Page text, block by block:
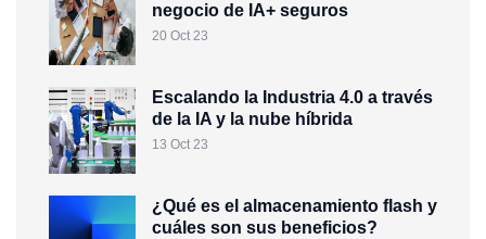
negocio de IA+ seguros
20 Oct 23
Escalando la Industria 4.0 a través
de la IA y la nube híbrida
13 Oct 23
¿Qué es el almacenamiento flash y
cuáles son sus beneficios?